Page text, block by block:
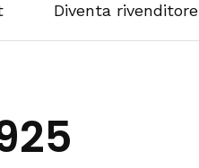
Diventa rivenditore